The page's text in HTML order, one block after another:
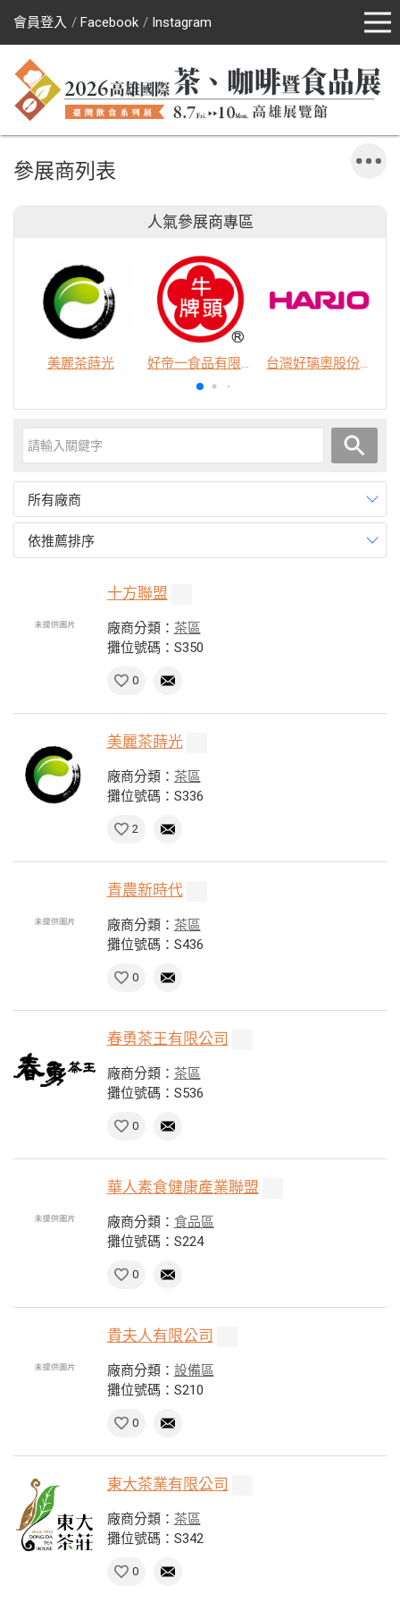
會員登入 Facebook Instagram
參展商列表
人氣參展商專區
美麗茶蒔光 好帝一食品有限公司 台灣好璃奧股份有限公司
所有廠商
依推薦排序
十方聯盟
廠商分類： 茶區
攤位號碼：S350
0
美麗茶蒔光
廠商分類： 茶區
攤位號碼：S336
2
青農新時代
廠商分類： 茶區
攤位號碼：S436
0
春勇茶王有限公司
廠商分類： 茶區
攤位號碼：S536
0
華人素食健康產業聯盟
廠商分類： 食品區
攤位號碼：S224
0
貴夫人有限公司
廠商分類： 設備區
攤位號碼：S210
0
東大茶業有限公司
廠商分類： 茶區
攤位號碼：S342
0